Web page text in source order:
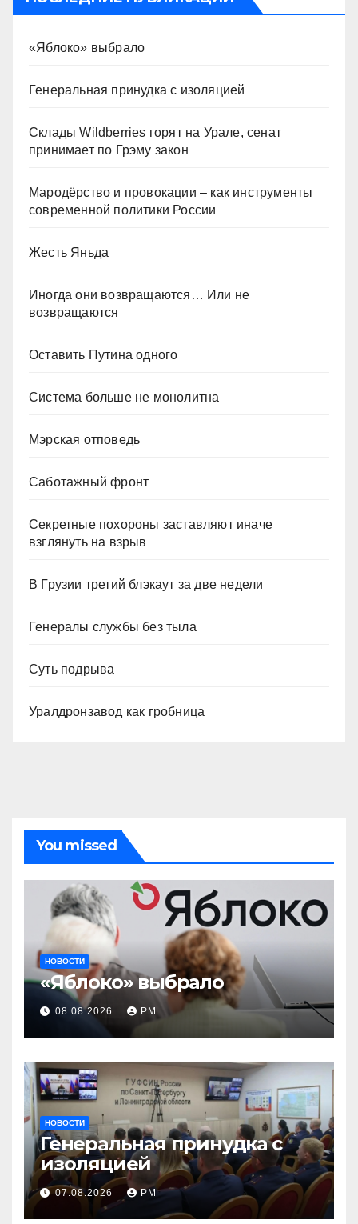
«Яблоко» выбрало
Генеральная принудка с изоляцией
Склады Wildberries горят на Урале, сенат
принимает по Грэму закон
Мародёрство и провокации – как инструменты
современной политики России
Жесть Яньда
Иногда они возвращаются… Или не
возвращаются
Оставить Путина одного
Система больше не монолитна
Мэрская отповедь
Саботажный фронт
Секретные похороны заставляют иначе
взглянуть на взрыв
В Грузии третий блэкаут за две недели
Генералы службы без тыла
Суть подрыва
Уралдронзавод как гробница
You missed
НОВОСТИ
«Яблоко» выбрало
08.08.2026 РМ
НОВОСТИ
Генеральная принудка с
изоляцией
07.08.2026 РМ